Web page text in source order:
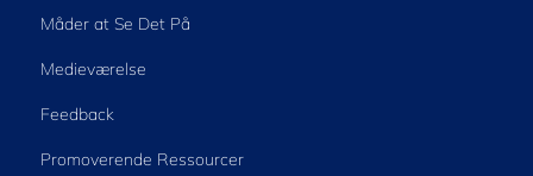
Måder at Se Det På
Medieværelse
Feedback
Promoverende Ressourcer